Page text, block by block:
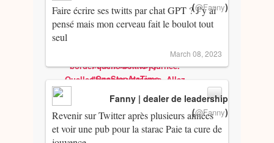
Faire écrire ses twitts par chat GPT ? J’y ai
pensé mais mon cerveau fait le boulot tout
seul
(@Fanny)
March 08, 2023
Revenir sur Twitter après plusieurs années
et voir une pub pour la starac Paie ta cure de
Fanny | dealer de leadership
(@Fanny)